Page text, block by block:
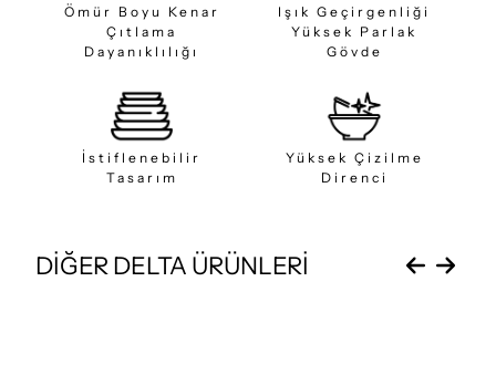
Ömür Boyu Kenar
Çıtlama
Dayanıklılığı
Işık Geçirgenliği
Yüksek Parlak
Gövde
İstiflenebilir
Tasarım
Yüksek Çizilme
Direnci
DİĞER DELTA ÜRÜNLERİ